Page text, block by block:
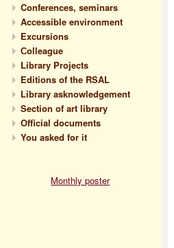
Conferences, seminars
Accessible environment
Excursions
Сolleague
Library Projects
Editions of the RSAL
Library asknowledgement
Section of art library
Official documents
You asked for it
Monthly poster